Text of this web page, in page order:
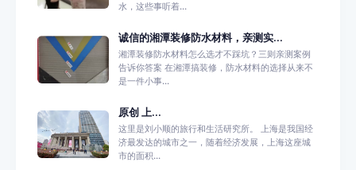
水，这些事听着...
诚信的湘潭装修防水材料，亲测实...
湘潭装修防水材料怎么选才不踩坑？三则亲测案例
告诉你答案 在湘潭搞装修，防水材料的选择从来不
是一件小事...
原创 上...
这里是刘小顺的旅行和生活研究所。 上海是我国经
济最发达的城市之一，随着经济发展，上海这座城
市的面积...